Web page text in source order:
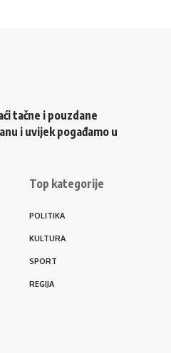
tačne i pouzdane
i uvijek pogađamo u
Top kategorije
POLITIKA
KULTURA
SPORT
REGIJA